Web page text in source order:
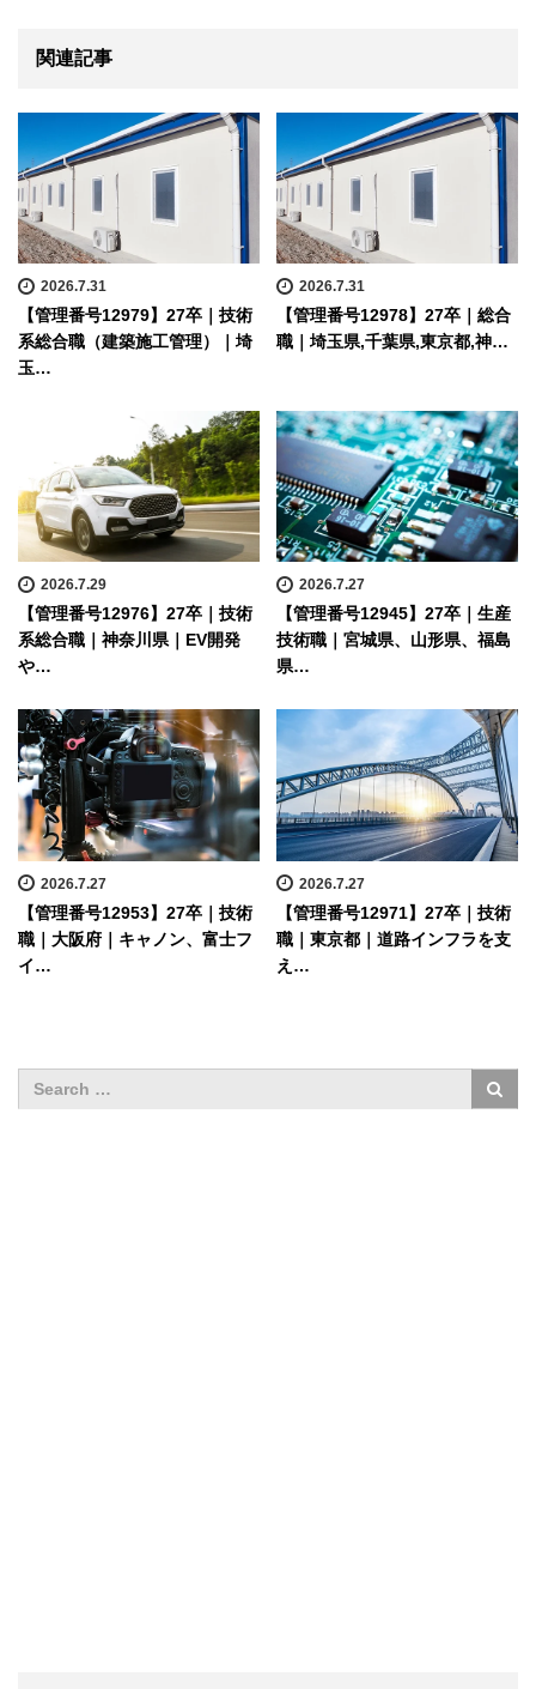
関連記事
2026.7.31
【管理番号12979】27卒｜技術
系総合職（建築施工管理）｜埼
玉…
2026.7.31
【管理番号12978】27卒｜総合
職｜埼玉県,千葉県,東京都,神…
2026.7.29
【管理番号12976】27卒｜技術
系総合職｜神奈川県｜EV開発
や…
2026.7.27
【管理番号12945】27卒｜生産
技術職｜宮城県、山形県、福島
県…
2026.7.27
【管理番号12953】27卒｜技術
職｜大阪府｜キャノン、富士フ
イ…
2026.7.27
【管理番号12971】27卒｜技術
職｜東京都｜道路インフラを支
え…